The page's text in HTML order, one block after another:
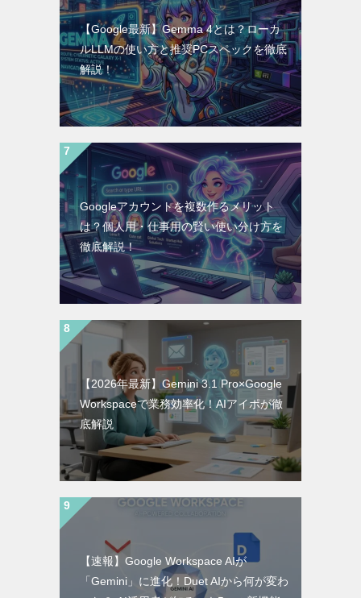
【Google最新】Gemma 4とは？ローカ
ルLLMの使い方と推奨PCスペックを徹底
解説！
Googleアカウントを複数作るメリット
は？個人用・仕事用の賢い使い分け方を
徹底解説！
【2026年最新】Gemini 3.1 Pro×Google
Workspaceで業務効率化！AIアイポが徹
底解説
【速報】Google Workspace AIが
「Gemini」に進化！Duet AIから何が変わ